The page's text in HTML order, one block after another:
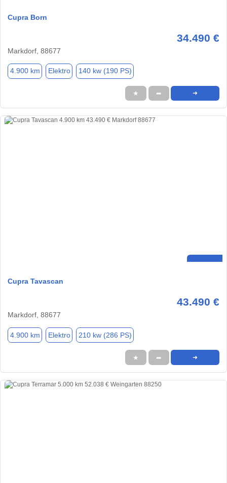
Cupra Born
34.490 €
Markdorf, 88677
4.900 km Elektro 140 kw (190 PS)
★ ➦ ➜
Cupra Tavascan
43.490 €
Markdorf, 88677
4.900 km Elektro 210 kw (286 PS)
★ ➦ ➜